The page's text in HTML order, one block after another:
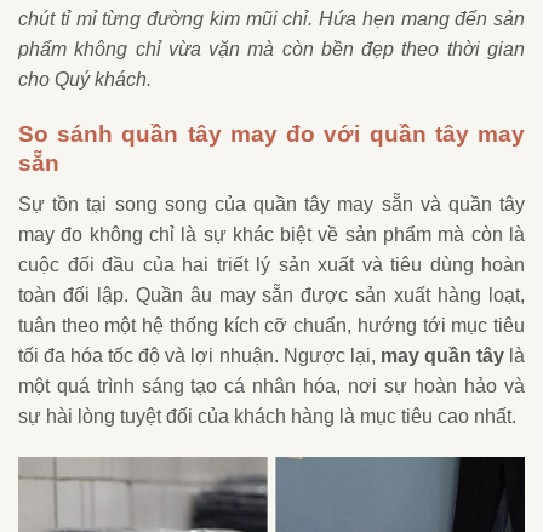
chút tỉ mỉ từng đường kim mũi chỉ. Hứa hẹn mang đến sản
phẩm không chỉ vừa vặn mà còn bền đẹp theo thời gian
cho Quý khách.
So sánh quần tây may đo với quần tây may
sẵn
Sự tồn tại song song của quần tây may sẵn và quần tây
may đo không chỉ là sự khác biệt về sản phẩm mà còn là
cuộc đối đầu của hai triết lý sản xuất và tiêu dùng hoàn
toàn đối lập. Quần âu may sẵn được sản xuất hàng loạt,
tuân theo một hệ thống kích cỡ chuẩn, hướng tới mục tiêu
tối đa hóa tốc độ và lợi nhuận. Ngược lại, may quần tâylà
một quá trình sáng tạo cá nhân hóa, nơi sự hoàn hảo và
sự hài lòng tuyệt đối của khách hàng là mục tiêu cao nhất.